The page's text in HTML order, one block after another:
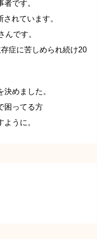
です。
れています。
んです。
症に苦しめられ続け20
めました。
困ってる方
うに。